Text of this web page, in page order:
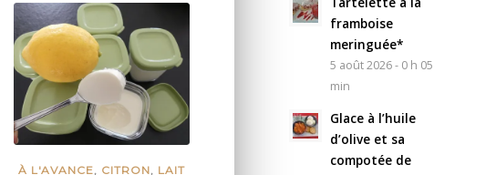
À L'AVANCE, CITRON, LAIT
framboise
meringuée*
5 août 2026 - 0 h 05
min
Glace à l’huile
d’olive et sa
compotée de